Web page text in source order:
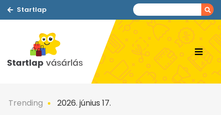
Startlap
Trending 2026. június 17.